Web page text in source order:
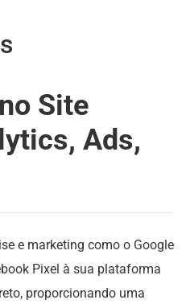
Site
Ads,
e marketing como o Google
Pixel à sua plataforma
proporcionando uma